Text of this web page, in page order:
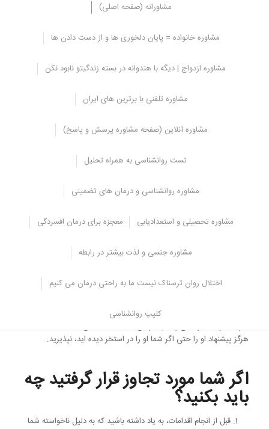
مشاورانه (صفحه اصلی)
مشاوره خانواده = پایان دلخوری ها و از دست دادن ها
مشاوره ازدواج | دیگه با هندوانه در بسته زندگیتو نابود نکن
مشاوره تلفنی با برترین های ایران
مشاوره آنلاین (صفحه مشاوره پرسش و پاسخ)
تست روانشناسی به همراه تحلیل
مشاوره روانشناسی و درمان های تضمینی
مشاوره تحصیلی و استعدادیابی معجزه برای درمان افسردگی
مشاوره جنسی و لذت بیشتر در رابطه
اختلال روان ترسناک نیست ما به راحتی درمان می کنیم
کلیپ روانشناسی
اند و متاسفانه مورد تجاوز قرار گرفته اند.
اما قبل از رفتن به پارتی و اطلاع از خانواده در مورد شروع و پایان رویداد،
از قرار گرفتن در برابر دوربین ها در این مکان ها اجتناب کنید.
زیرا در حال حاضر در وب سایت های غیر اخلاقی عکس های زیادی توسط
افراد بد منتشر می شود که حتی ممکن است از خود شما باشد.
هشدار به پسران
در استخرها و در اتاق معاینه، به رفتارهای دیگران دقت کنید.
اگر بعد از استخر کسی پیشنهاد رفتن به خانه با ماشین به شما داد، شما
هرگز پیشنهاد او را حتی اگر شما او را در استخر دیده اید، نپذیرید.
اگر شما مورد تجاوز قرار گرفتید چه
باید بکنید؟
قبل از انجام اقدامات، به یاد داشته باشید که به دلیل ناخواسته شما